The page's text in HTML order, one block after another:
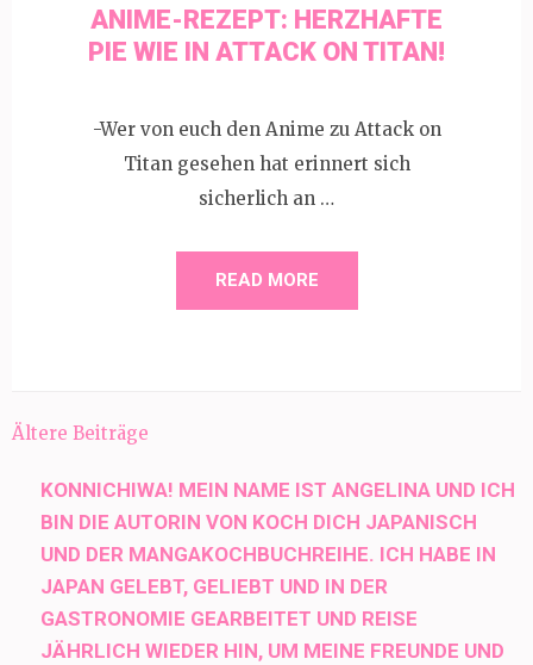
ANIME-REZEPT: HERZHAFTE
PIE WIE IN ATTACK ON TITAN!
-Wer von euch den Anime zu Attack on
Titan gesehen hat erinnert sich
sicherlich an …
READ MORE
Beitragsnavigation
Ältere Beiträge
KONNICHIWA! MEIN NAME IST ANGELINA UND ICH
BIN DIE AUTORIN VON KOCH DICH JAPANISCH
UND DER MANGAKOCHBUCHREIHE. ICH HABE IN
JAPAN GELEBT, GELIEBT UND IN DER
GASTRONOMIE GEARBEITET UND REISE
JÄHRLICH WIEDER HIN, UM MEINE FREUNDE UND